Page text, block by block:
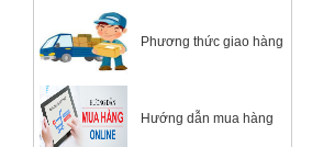
Phương thức giao hàng
Hướng dẫn mua hàng